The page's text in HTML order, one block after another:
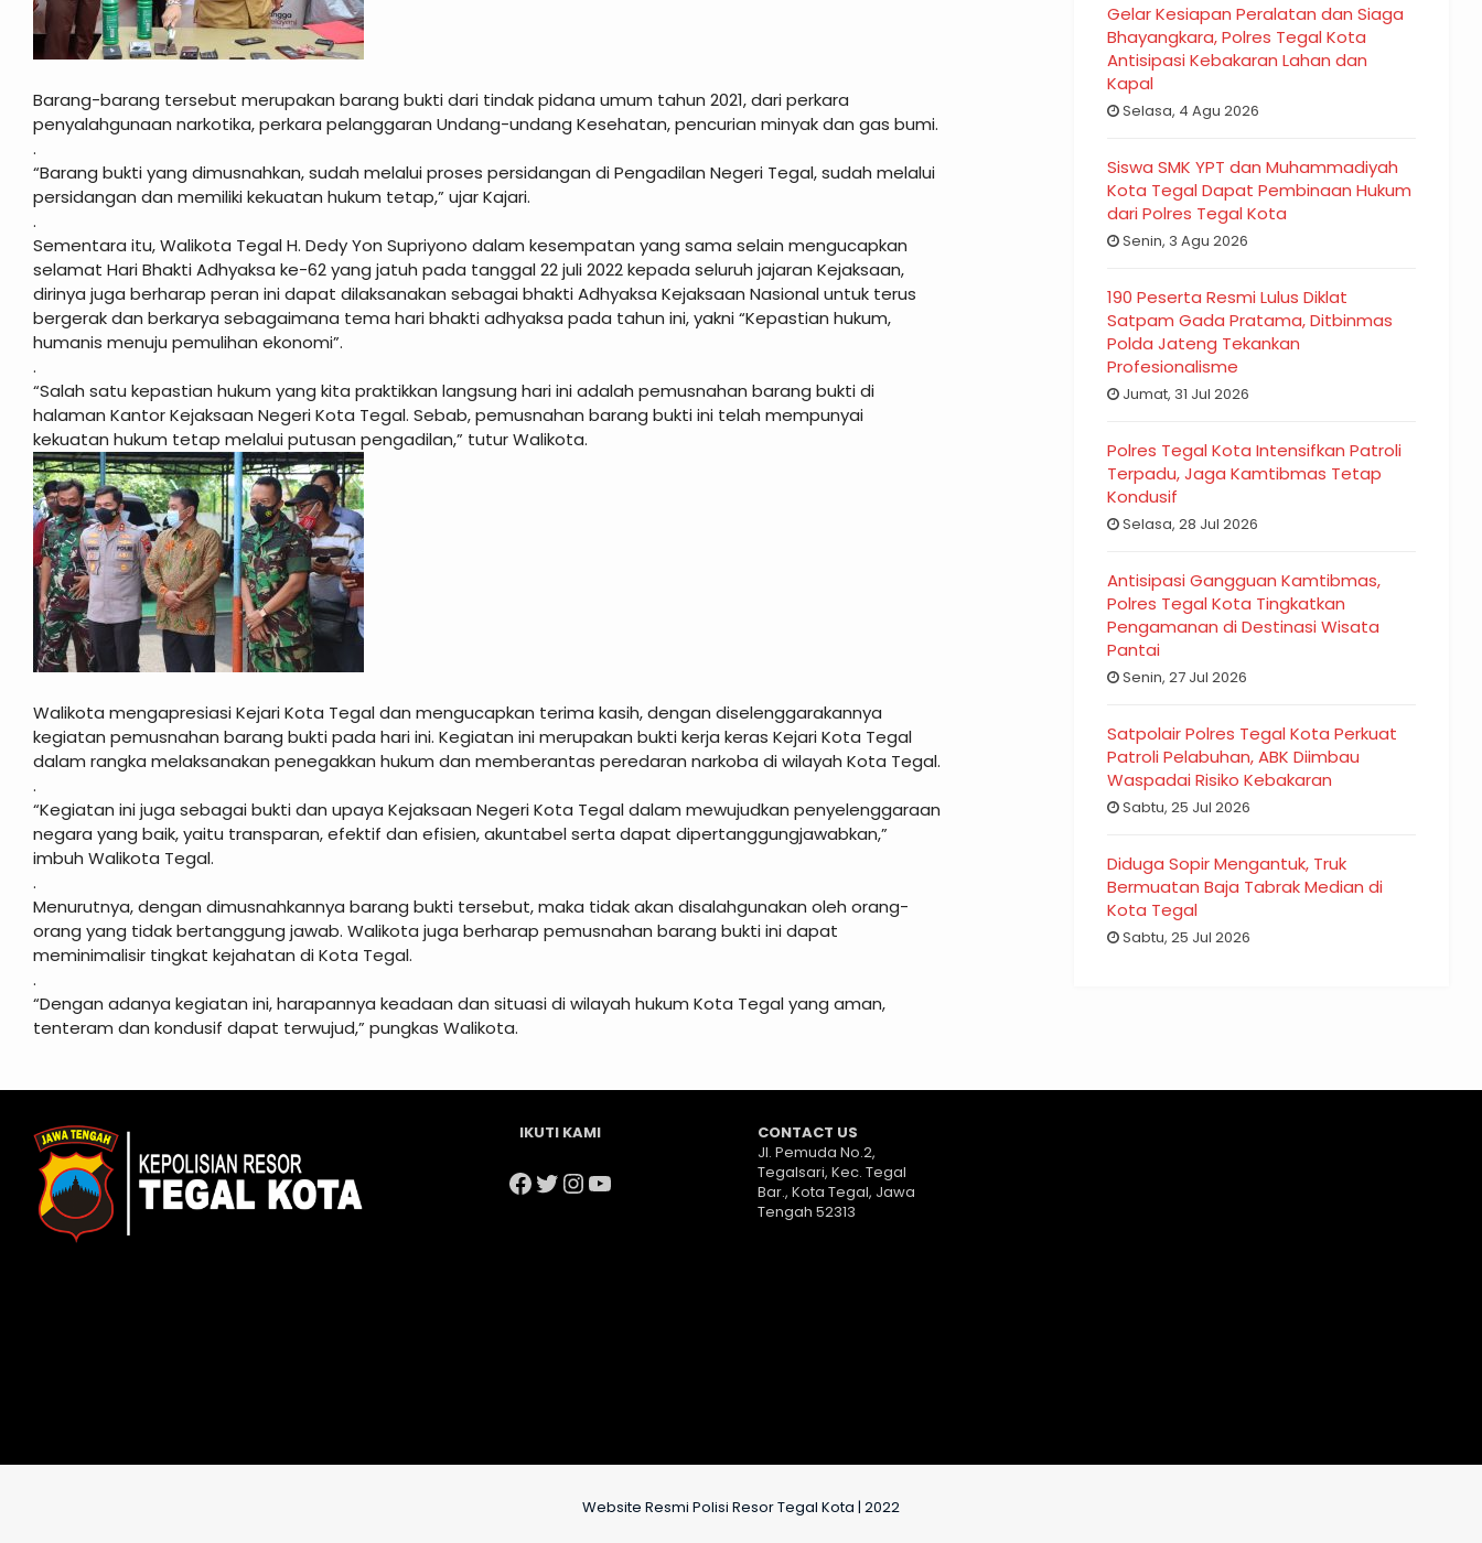
Barang-barang tersebut merupakan barang bukti dari tindak pidana umum tahun 2021, dari perkara
penyalahgunaan narkotika, perkara pelanggaran Undang-undang Kesehatan, pencurian minyak dan gas bumi.
.
“Barang bukti yang dimusnahkan, sudah melalui proses persidangan di Pengadilan Negeri Tegal, sudah melalui
persidangan dan memiliki kekuatan hukum tetap,” ujar Kajari.
.
Sementara itu, Walikota Tegal H. Dedy Yon Supriyono dalam kesempatan yang sama selain mengucapkan
selamat Hari Bhakti Adhyaksa ke-62 yang jatuh pada tanggal 22 juli 2022 kepada seluruh jajaran Kejaksaan,
dirinya juga berharap peran ini dapat dilaksanakan sebagai bhakti Adhyaksa Kejaksaan Nasional untuk terus
bergerak dan berkarya sebagaimana tema hari bhakti adhyaksa pada tahun ini, yakni “Kepastian hukum,
humanis menuju pemulihan ekonomi”.
.
“Salah satu kepastian hukum yang kita praktikkan langsung hari ini adalah pemusnahan barang bukti di
halaman Kantor Kejaksaan Negeri Kota Tegal. Sebab, pemusnahan barang bukti ini telah mempunyai
kekuatan hukum tetap melalui putusan pengadilan,” tutur Walikota.
Walikota mengapresiasi Kejari Kota Tegal dan mengucapkan terima kasih, dengan diselenggarakannya
kegiatan pemusnahan barang bukti pada hari ini. Kegiatan ini merupakan bukti kerja keras Kejari Kota Tegal
dalam rangka melaksanakan penegakkan hukum dan memberantas peredaran narkoba di wilayah Kota Tegal.
.
“Kegiatan ini juga sebagai bukti dan upaya Kejaksaan Negeri Kota Tegal dalam mewujudkan penyelenggaraan
negara yang baik, yaitu transparan, efektif dan efisien, akuntabel serta dapat dipertanggungjawabkan,”
imbuh Walikota Tegal.
.
Menurutnya, dengan dimusnahkannya barang bukti tersebut, maka tidak akan disalahgunakan oleh orang-
orang yang tidak bertanggung jawab. Walikota juga berharap pemusnahan barang bukti ini dapat
meminimalisir tingkat kejahatan di Kota Tegal.
.
“Dengan adanya kegiatan ini, harapannya keadaan dan situasi di wilayah hukum Kota Tegal yang aman,
tenteram dan kondusif dapat terwujud,” pungkas Walikota.
Gelar Kesiapan Peralatan dan Siaga
Bhayangkara, Polres Tegal Kota
Antisipasi Kebakaran Lahan dan
Kapal
Selasa, 4 Agu 2026
Siswa SMK YPT dan Muhammadiyah
Kota Tegal Dapat Pembinaan Hukum
dari Polres Tegal Kota
Senin, 3 Agu 2026
190 Peserta Resmi Lulus Diklat
Satpam Gada Pratama, Ditbinmas
Polda Jateng Tekankan
Profesionalisme
Jumat, 31 Jul 2026
Polres Tegal Kota Intensifkan Patroli
Terpadu, Jaga Kamtibmas Tetap
Kondusif
Selasa, 28 Jul 2026
Antisipasi Gangguan Kamtibmas,
Polres Tegal Kota Tingkatkan
Pengamanan di Destinasi Wisata
Pantai
Senin, 27 Jul 2026
Satpolair Polres Tegal Kota Perkuat
Patroli Pelabuhan, ABK Diimbau
Waspadai Risiko Kebakaran
Sabtu, 25 Jul 2026
Diduga Sopir Mengantuk, Truk
Bermuatan Baja Tabrak Median di
Kota Tegal
Sabtu, 25 Jul 2026
IKUTI KAMI
Facebook
Twitter
Instagram
YouTube
CONTACT US
Jl. Pemuda No.2,
Tegalsari, Kec. Tegal
Bar., Kota Tegal, Jawa
Tengah 52313
Website Resmi Polisi Resor Tegal Kota | 2022